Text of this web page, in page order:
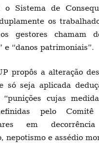
o Sistema de
os
gestores chamam
e “danos patrimoniais”.
propôs a alteração
só seja aplicada
“punições cujas
pelo
em
nepotismo e assédio